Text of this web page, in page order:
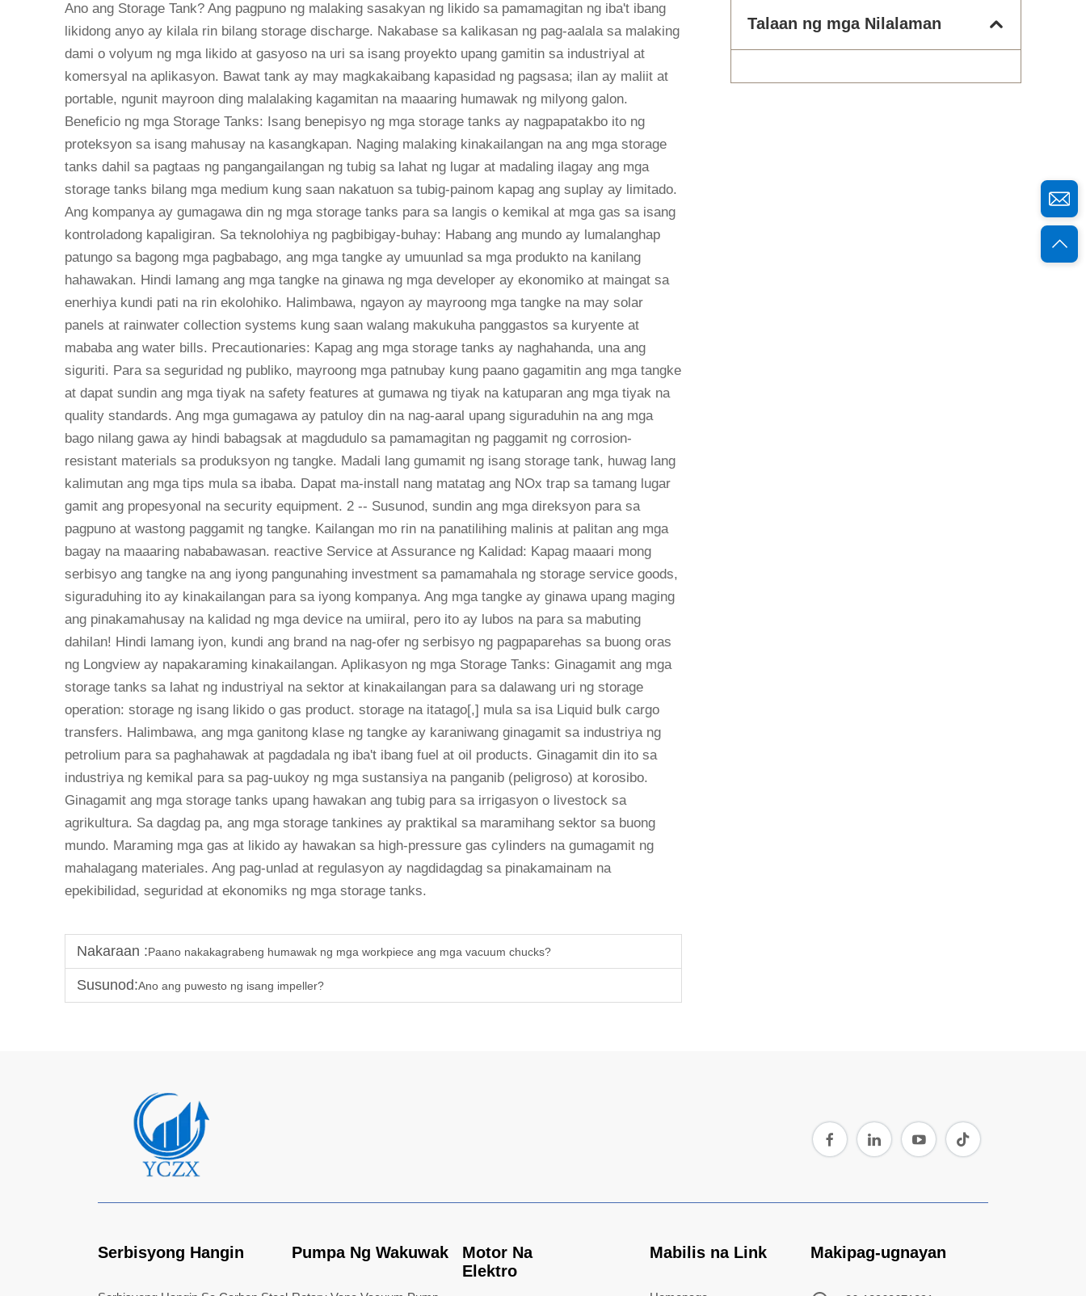
Ano ang Storage Tank? Ang pagpuno ng malaking sasakyan ng likido sa pamamagitan ng iba't ibang
likidong anyo ay kilala rin bilang storage discharge. Nakabase sa kalikasan ng pag-aalala sa malaking
dami o volyum ng mga likido at gasyoso na uri sa isang proyekto upang gamitin sa industriyal at
komersyal na aplikasyon. Bawat tank ay may magkakaibang kapasidad ng pagsasa; ilan ay maliit at
portable, ngunit mayroon ding malalaking kagamitan na maaaring humawak ng milyong galon.
Beneficio ng mga Storage Tanks: Isang benepisyo ng mga storage tanks ay nagpapatakbo ito ng
proteksyon sa isang mahusay na kasangkapan. Naging malaking kinakailangan na ang mga storage
tanks dahil sa pagtaas ng pangangailangan ng tubig sa lahat ng lugar at madaling ilagay ang mga
storage tanks bilang mga medium kung saan nakatuon sa tubig-painom kapag ang suplay ay limitado.
Ang kompanya ay gumagawa din ng mga storage tanks para sa langis o kemikal at mga gas sa isang
kontroladong kapaligiran. Sa teknolohiya ng pagbibigay-buhay: Habang ang mundo ay lumalanghap
patungo sa bagong mga pagbabago, ang mga tangke ay umuunlad sa mga produkto na kanilang
hahawakan. Hindi lamang ang mga tangke na ginawa ng mga developer ay ekonomiko at maingat sa
enerhiya kundi pati na rin ekolohiko. Halimbawa, ngayon ay mayroong mga tangke na may solar
panels at rainwater collection systems kung saan walang makukuha panggastos sa kuryente at
mababa ang water bills. Precautionaries: Kapag ang mga storage tanks ay naghahanda, una ang
siguriti. Para sa seguridad ng publiko, mayroong mga patnubay kung paano gagamitin ang mga tangke
at dapat sundin ang mga tiyak na safety features at gumawa ng tiyak na katuparan ang mga tiyak na
quality standards. Ang mga gumagawa ay patuloy din na nag-aaral upang siguraduhin na ang mga
bago nilang gawa ay hindi babagsak at magdudulo sa pamamagitan ng paggamit ng corrosion-
resistant materials sa produksyon ng tangke. Madali lang gumamit ng isang storage tank, huwag lang
kalimutan ang mga tips mula sa ibaba. Dapat ma-install nang matatag ang NOx trap sa tamang lugar
gamit ang propesyonal na security equipment. 2 -- Susunod, sundin ang mga direksyon para sa
pagpuno at wastong paggamit ng tangke. Kailangan mo rin na panatilihing malinis at palitan ang mga
bagay na maaaring nababawasan. reactive Service at Assurance ng Kalidad: Kapag maaari mong
serbisyo ang tangke na ang iyong pangunahing investment sa pamamahala ng storage service goods,
siguraduhing ito ay kinakailangan para sa iyong kompanya. Ang mga tangke ay ginawa upang maging
ang pinakamahusay na kalidad ng mga device na umiiral, pero ito ay lubos na para sa mabuting
dahilan! Hindi lamang iyon, kundi ang brand na nag-ofer ng serbisyo ng pagpaparehas sa buong oras
ng Longview ay napakaraming kinakailangan. Aplikasyon ng mga Storage Tanks: Ginagamit ang mga
storage tanks sa lahat ng industriyal na sektor at kinakailangan para sa dalawang uri ng storage
operation: storage ng isang likido o gas product. storage na itatago[,] mula sa isa Liquid bulk cargo
transfers. Halimbawa, ang mga ganitong klase ng tangke ay karaniwang ginagamit sa industriya ng
petrolium para sa paghahawak at pagdadala ng iba't ibang fuel at oil products. Ginagamit din ito sa
industriya ng kemikal para sa pag-uukoy ng mga sustansiya na panganib (peligroso) at korosibo.
Ginagamit ang mga storage tanks upang hawakan ang tubig para sa irrigasyon o livestock sa
agrikultura. Sa dagdag pa, ang mga storage tankines ay praktikal sa maramihang sektor sa buong
mundo. Maraming mga gas at likido ay hawakan sa high-pressure gas cylinders na gumagamit ng
mahalagang materiales. Ang pag-unlad at regulasyon ay nagdidagdag sa pinakamainam na
epekibilidad, seguridad at ekonomiks ng mga storage tanks.
Nakaraan :Paano nakakagrabeng humawak ng mga workpiece ang mga vacuum chucks?
Susunod:Ano ang puwesto ng isang impeller?
Talaan ng mga Nilalaman
Serbisyong Hangin Pumpa Ng Wakuwak
Motor Na
Elektro
Mabilis na Link Makipag-ugnayan